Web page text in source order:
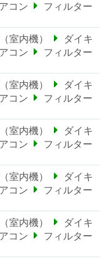
コン
フィルター
（室内機）
ダイキ
コン
フィルター
（室内機）
ダイキ
コン
フィルター
（室内機）
ダイキ
コン
フィルター
（室内機）
ダイキ
コン
フィルター
（室内機）
ダイキ
コン
フィルター